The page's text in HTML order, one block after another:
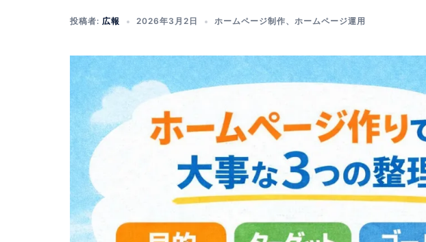
投稿者: 広報 2026年3月2日 ホームページ制作、 ホームページ運用